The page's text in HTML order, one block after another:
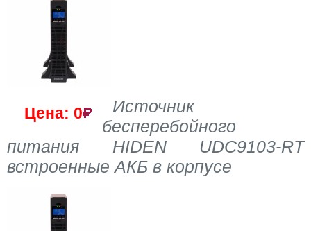
Цена: 0
Источник
бесперебойного
питания HIDEN UDC9103-RT
встроенные АКБ в корпусе